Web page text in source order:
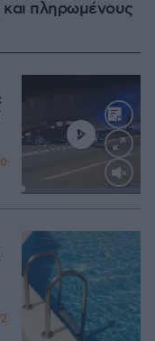
πληρωμένους